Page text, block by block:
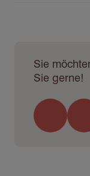
Sie
Sie gerne!